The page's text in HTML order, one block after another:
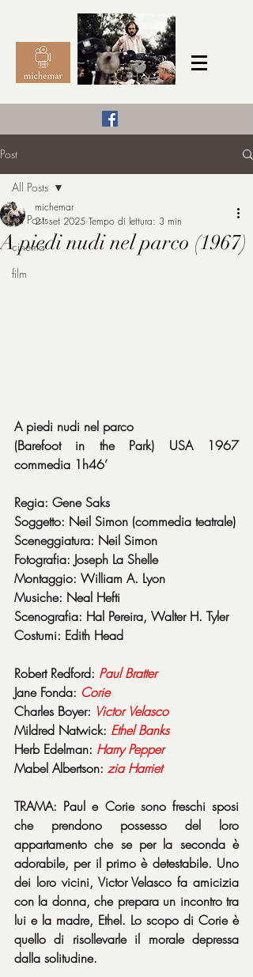
michemar
Post
All Posts
cinema
film
All Posts
A piedi nudi nel parco (1967)
michemar
21 set 2025 Tempo di lettura: 3 min
A piedi nudi nel parco
(Barefoot in the Park) USA 1967
commedia 1h46’
Regia: Gene Saks
Soggetto: Neil Simon (commedia teatrale)
Sceneggiatura: Neil Simon
Fotografia: Joseph La Shelle
Montaggio: William A. Lyon
Musiche: Neal Hefti
Scenografia: Hal Pereira, Walter H. Tyler
Costumi: Edith Head
Robert Redford: Paul Bratter
Jane Fonda: Corie
Charles Boyer: Victor Velasco
Mildred Natwick: Ethel Banks
Herb Edelman: Harry Pepper
Mabel Albertson: zia Harriet
TRAMA: Paul e Corie sono freschi sposi
che prendono possesso del loro
appartamento che se per la seconda è
adorabile, per il primo è detestabile. Uno
dei loro vicini, Victor Velasco fa amicizia
con la donna, che prepara un incontro tra
lui e la madre, Ethel. Lo scopo di Corie è
quello di risollevarle il morale depressa
dalla solitudine.